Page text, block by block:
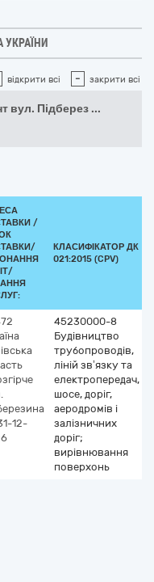
відкрити всі - закрити всі
вул. Підберез ...
/
КЛАСИФІКАТОР ДК
021:2015 (CPV)
12-
45230000-8
Будівництво
трубопроводів,
ліній зв’язку та
електропередач,
шосе, доріг,
аеродромів і
залізничних
доріг;
вирівнювання
поверхонь